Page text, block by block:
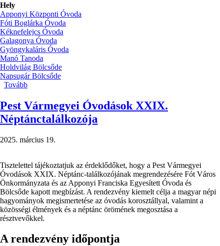
Hely
Apponyi Központi Óvoda
Fóti Boglárka Óvoda
Kéknefelejcs Óvoda
Galagonya Óvoda
Gyöngykaláris Óvoda
Manó Tanoda
Holdvilág Bölcsőde
Napsugár Bölcsőde
Tovább
2025/2026-
os
nevelési
Pest Vármegyei Óvodások XXIX.
Néptánctalálkozója
2025. március 19.
Tisztelettel tájékoztatjuk az érdeklődőket, hogy a Pest Vármegyei
Óvodások XXIX. Néptánc-találkozójának megrendezésére Fót Város
Önkormányzata és az Apponyi Franciska Egyesített Óvoda és
Bölcsőde kapott megbízást. A rendezvény kiemelt célja a magyar népi
hagyományok megismertetése az óvodás korosztállyal, valamint a
közösségi élmények és a néptánc örömének megosztása a
résztvevőkkel.
A rendezvény időpontja